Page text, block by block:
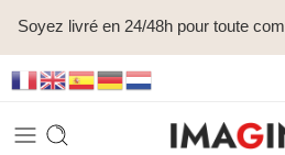
Soyez livré en 24/48h pour toute